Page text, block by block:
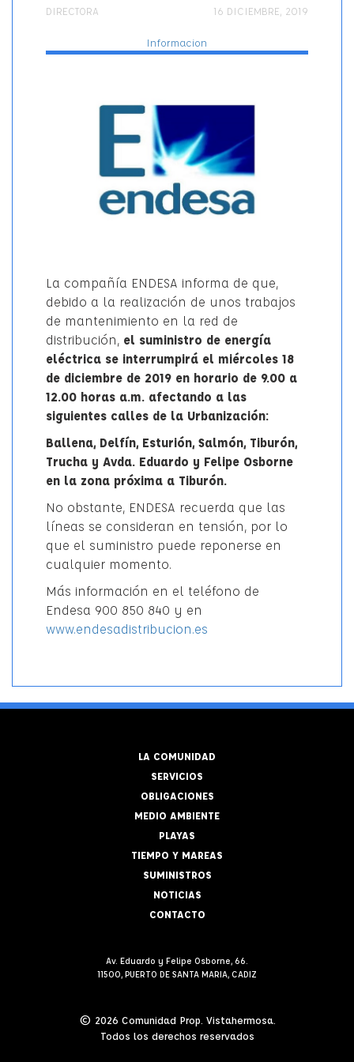
AUTOR
DIRECTORA
PUBLICADO
16 DICIEMBRE, 2019
Informacion
La compañía ENDESA informa de que,
debido a la realización de unos trabajos
de mantenimiento en la red de
distribución, el suministro de energía
eléctrica se interrumpirá el miércoles 18
de diciembre de 2019 en horario de 9.00 a
12.00 horas a.m. afectando a las
siguientes calles de la Urbanización:
Ballena, Delfín, Esturión, Salmón, Tiburón,
Trucha y Avda. Eduardo y Felipe Osborne
en la zona próxima a Tiburón.
No obstante, ENDESA recuerda que las
líneas se consideran en tensión, por lo
que el suministro puede reponerse en
cualquier momento.
Más información en el teléfono de
Endesa 900 850 840 y en
www.endesadistribucion.es
LA COMUNIDAD
SERVICIOS
OBLIGACIONES
MEDIO AMBIENTE
PLAYAS
TIEMPO Y MAREAS
SUMINISTROS
NOTICIAS
CONTACTO
Av. Eduardo y Felipe Osborne, 66.
11500, PUERTO DE SANTA MARIA, CADIZ
© 2026 Comunidad Prop. Vistahermosa.
Todos los derechos reservados